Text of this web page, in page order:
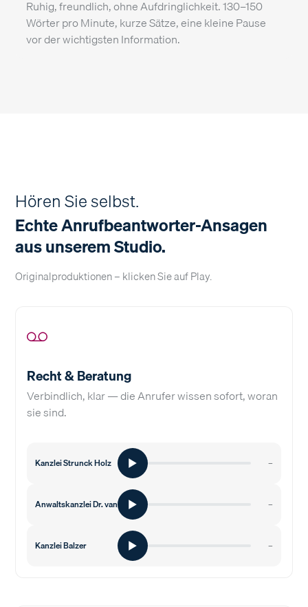
Ruhig, freundlich, ohne Aufdringlichkeit. 130–150
Wörter pro Minute, kurze Sätze, eine kleine Pause
vor der wichtigsten Information.
Hören Sie selbst.
Echte Anrufbeantworter-Ansagen
aus unserem Studio.
Originalproduktionen – klicken Sie auf Play.
Recht & Beratung
Verbindlich, klar — die Anrufer wissen sofort, woran
sie sind.
Kanzlei Strunck Holz –
Anwaltskanzlei Dr. van Lück –
Kanzlei Balzer –